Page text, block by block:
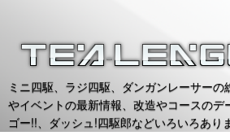
ミニ四駆、ラジ四駆、ダンガンレーサー
やイベントの最新情報、改造やコースのデ
ゴー!!、ダッシュ!四駆郎などいろいろありま